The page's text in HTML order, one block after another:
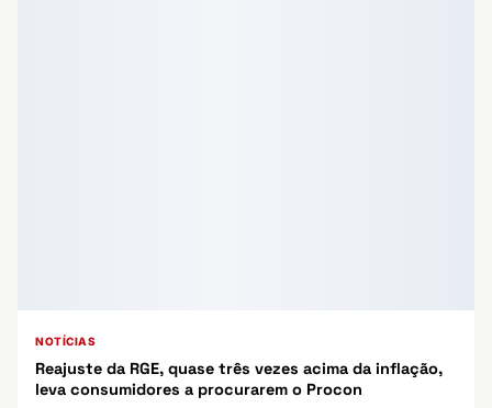
NOTÍCIAS
Reajuste da RGE, quase três vezes acima da inflação,
leva consumidores a procurarem o Procon